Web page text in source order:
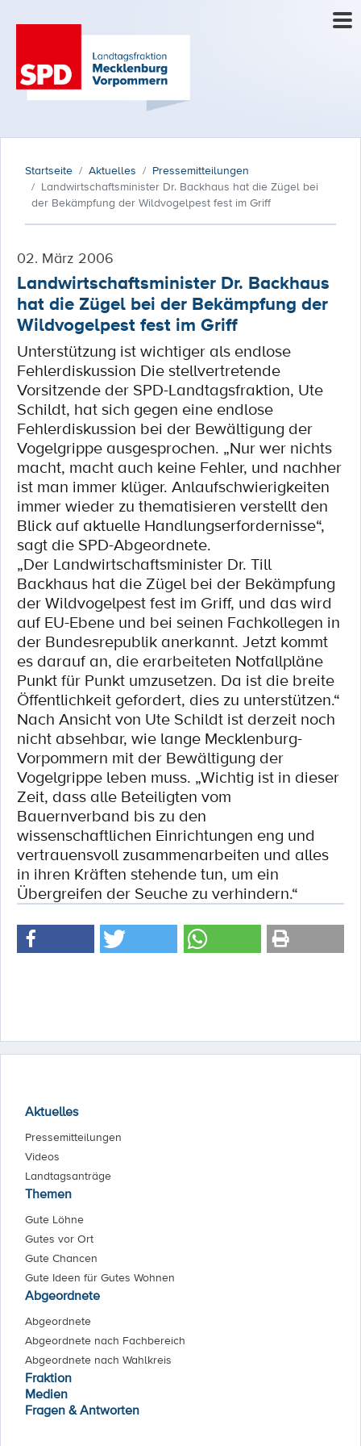
Startseite Aktuelles
Pressemitteilungen
Landwirtschaftsminister Dr. Backhaus hat die Zügel bei
der Bekämpfung der Wildvogelpest fest im Griff
02. März 2006
Landwirtschaftsminister Dr. Backhaus
hat die Zügel bei der Bekämpfung der
Wildvogelpest fest im Griff
Unterstützung ist wichtiger als endlose
Fehlerdiskussion Die stellvertretende
Vorsitzende der SPD-Landtagsfraktion, Ute
Schildt, hat sich gegen eine endlose
Fehlerdiskussion bei der Bewältigung der
Vogelgrippe ausgesprochen. „Nur wer nichts
macht, macht auch keine Fehler, und nachher
ist man immer klüger. Anlaufschwierigkeiten
immer wieder zu thematisieren verstellt den
Blick auf aktuelle Handlungserfordernisse“,
sagt die SPD-Abgeordnete.
„Der Landwirtschaftsminister Dr. Till
Backhaus hat die Zügel bei der Bekämpfung
der Wildvogelpest fest im Griff, und das wird
auf EU-Ebene und bei seinen Fachkollegen in
der Bundesrepublik anerkannt. Jetzt kommt
es darauf an, die erarbeiteten Notfallpläne
Punkt für Punkt umzusetzen. Da ist die breite
Öffentlichkeit gefordert, dies zu unterstützen.“
Nach Ansicht von Ute Schildt ist derzeit noch
nicht absehbar, wie lange Mecklenburg-
Vorpommern mit der Bewältigung der
Vogelgrippe leben muss. „Wichtig ist in dieser
Zeit, dass alle Beteiligten vom
Bauernverband bis zu den
wissenschaftlichen Einrichtungen eng und
vertrauensvoll zusammenarbeiten und alles
in ihren Kräften stehende tun, um ein
Übergreifen der Seuche zu verhindern.“
Aktuelles
Pressemitteilungen
Videos
Landtagsanträge
Themen
Gute Löhne
Gutes vor Ort
Gute Chancen
Gute Ideen für Gutes Wohnen
Abgeordnete
Abgeordnete
Abgeordnete nach Fachbereich
Abgeordnete nach Wahlkreis
Fraktion
Medien
Fragen & Antworten